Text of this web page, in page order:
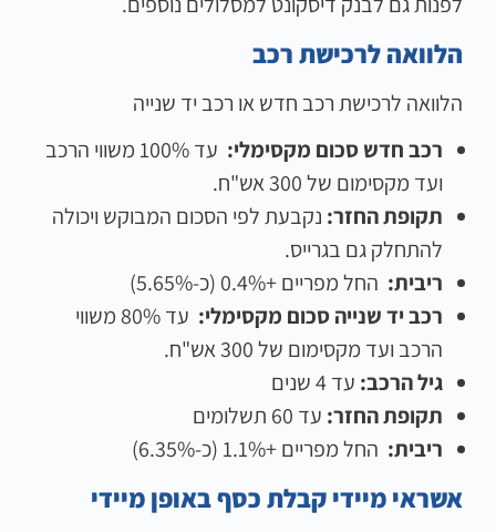
הלוואה לרכישת רכב
הלוואה לרכישת רכב חדש או רכב יד שנייה
רכב חדש סכום מקסימלי:
עד 100% משווי הרכב
ועד מקסימום של 300 אש"ח.
תקופת החזר: נקבעת לפי הסכום המבוקש ויכולה
להתחלק גם בגרייס.
ריבית: החל מפריים +0.4% (כ-5.65%)
רכב יד שנייה סכום מקסימלי:
עד 80% משווי
הרכב ועד מקסימום של 300 אש"ח.
גיל הרכב: עד 4 שנים
תקופת החזר: עד 60 תשלומים
ריבית: החל מפריים +1.1% (כ-6.35%)
אשראי מיידי קבלת כסף באופן מיידי